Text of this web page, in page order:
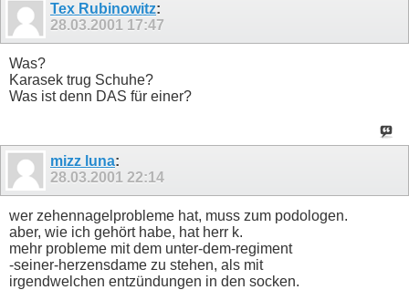
Tex Rubinowitz:
28.03.2001 17:47
Was?
Karasek trug Schuhe?
Was ist denn DAS für einer?
mizz luna:
28.03.2001 22:14
wer zehennagelprobleme hat, muss zum podologen.
aber, wie ich gehört habe, hat herr k.
mehr probleme mit dem unter-dem-regiment
-seiner-herzensdame zu stehen, als mit
irgendwelchen entzündungen in den socken.